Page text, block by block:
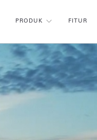
PRODUK FITUR